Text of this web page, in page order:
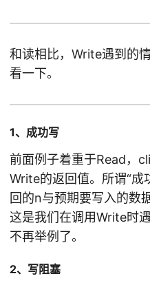
和读相比，Write遇到的
看一下。
1、成功写
前面例子着重于Read，
Write的返回值。所谓“成
回的n与预期要写入的数
这是我们在调用Write时
不再举例了。
2、写阻塞